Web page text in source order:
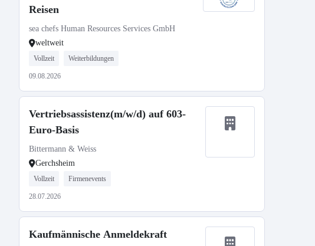
Reisen
sea chefs Human Resources Services GmbH
weltweit
Vollzeit Weiterbildungen
09.08.2026
Vertriebsassistenz(m/w/d) auf 603-
Euro-Basis
Bittermann & Weiss
Gerchsheim
Vollzeit Firmenevents
28.07.2026
Kaufmännische Anmeldekraft